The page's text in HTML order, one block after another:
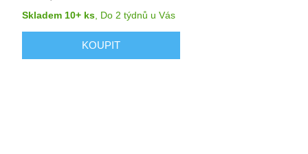
Skladem 10+ ks Do 2 týdnů u Vás